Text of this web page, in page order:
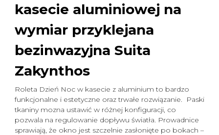
kasecie aluminiowej na
wymiar przyklejana
bezinwazyjna Suita
Zakynthos
Roleta Dzień Noc w kasecie z aluminium to bardzo
funkcjonalne i estetyczne oraz trwałe rozwiązanie. Paski
tkaniny mozna ustawić w różnej konfiguracji, co
pozwala na regulowanie dopływu światła. Prowadnice
sprawiają, że okno jest szczelnie zasłonięte po bokach –